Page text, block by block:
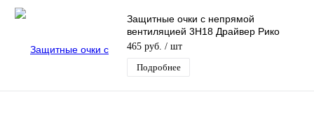
Защитные очки с непрямой
вентиляцией 3H18 Драйвер Рико
(DRIVER RIKO)
465 руб. / шт
Подробнее